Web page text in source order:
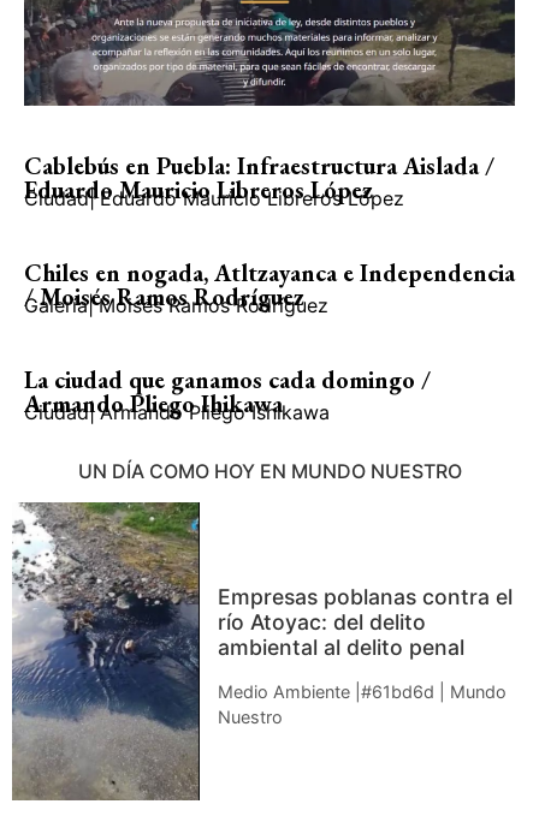
Cablebús en Puebla: Infraestructura Aislada /
Eduardo Mauricio Libreros López
Ciudad| Eduardo Mauricio Libreros López
Chiles en nogada, Atltzayanca e Independencia
/ Moisés Ramos Rodríguez
Galería| Moisés Ramos Rodríguez
La ciudad que ganamos cada domingo /
Armando Pliego Ihikawa
Ciudad| Armando Pliego Ishikawa
UN DÍA COMO HOY EN MUNDO NUESTRO
Empresas poblanas contra el
río Atoyac: del delito
ambiental al delito penal
Medio Ambiente |#61bd6d | Mundo
Nuestro